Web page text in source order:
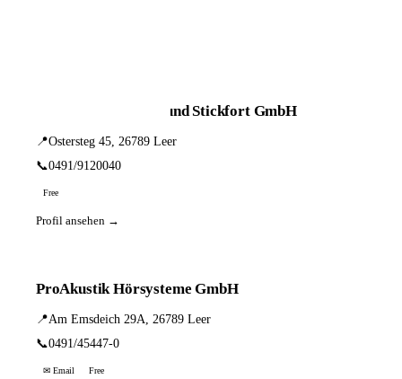
Hörgeräte Meiners und Stickfort GmbH
📍Ostersteg 45, 26789 Leer
📞0491/9120040
Free
Profil ansehen →
ProAkustik Hörsysteme GmbH
📍Am Emsdeich 29A, 26789 Leer
📞0491/45447-0
✉ Email Free